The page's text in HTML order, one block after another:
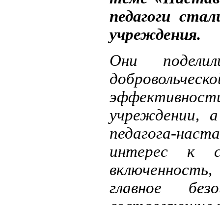
педагоги
учреждения.
Они
учреждении,
педагога-
интерес к
главное